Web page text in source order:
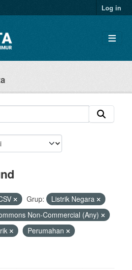
Log in
Grup:
Listrik Negara
Non-Commercial (Any)
Perumahan